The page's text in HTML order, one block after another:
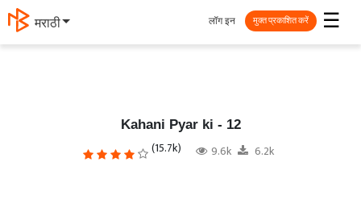
தமிழ் ☰
लॉग इन मुक्त प्रकाशित करें
Kahani Pyar ki - 12
(15.7k) 9.6k 6.2k